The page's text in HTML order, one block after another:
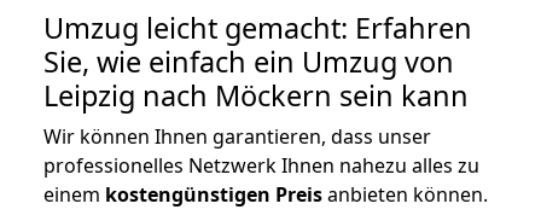
Umzug leicht gemacht: Erfahren
Sie, wie einfach ein Umzug von
Leipzig nach Möckern sein kann
Wir können Ihnen garantieren, dass unser
professionelles Netzwerk Ihnen nahezu alles zu
einem kostengünstigen Preisanbieten können.